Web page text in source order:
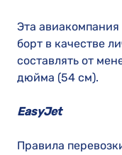
Эта
борт в качестве
составлять от
дюйма (54 см).
EasyJet
Правила